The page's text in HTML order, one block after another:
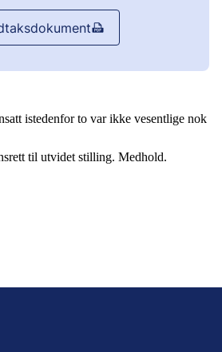
istedenfor to var ikke vesentlige nok
til utvidet stilling. Medhold.